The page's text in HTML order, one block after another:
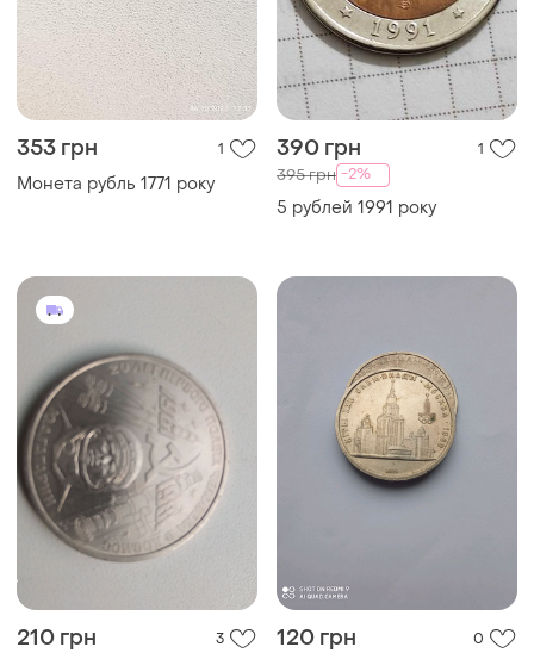
353 грн 1
Монета рубль 1771 року
390 грн 1
395 грн -2%
5 рублей 1991 року
210 грн 3 120 грн 0